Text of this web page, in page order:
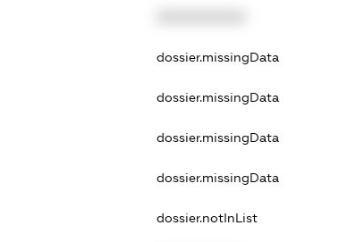
dossier.missingData
dossier.missingData
dossier.missingData
dossier.missingData
dossier.notInList